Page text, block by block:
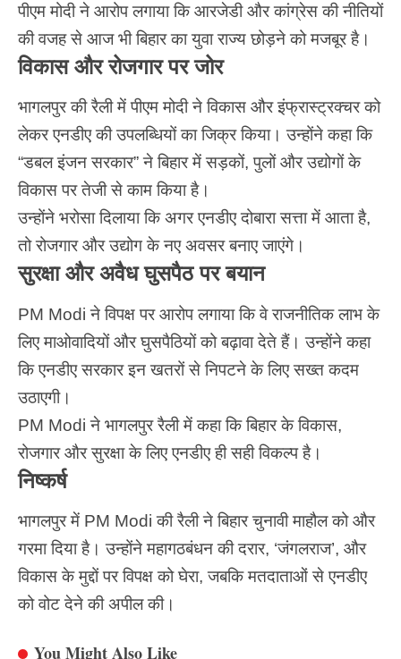
पीएम मोदी ने आरोप लगाया कि आरजेडी और कांग्रेस की नीतियों
की वजह से आज भी बिहार का युवा राज्य छोड़ने को मजबूर है।
विकास और रोजगार पर जोर
भागलपुर की रैली में पीएम मोदी ने विकास और इंफ्रास्ट्रक्चर को
लेकर एनडीए की उपलब्धियों का जिक्र किया। उन्होंने कहा कि
“डबल इंजन सरकार” ने बिहार में सड़कों, पुलों और उद्योगों के
विकास पर तेजी से काम किया है।
उन्होंने भरोसा दिलाया कि अगर एनडीए दोबारा सत्ता में आता है,
तो रोजगार और उद्योग के नए अवसर बनाए जाएंगे।
सुरक्षा और अवैध घुसपैठ पर बयान
PM Modi ने विपक्ष पर आरोप लगाया कि वे राजनीतिक लाभ के
लिए माओवादियों और घुसपैठियों को बढ़ावा देते हैं। उन्होंने कहा
कि एनडीए सरकार इन खतरों से निपटने के लिए सख्त कदम
उठाएगी।
PM Modi ने भागलपुर रैली में कहा कि बिहार के विकास,
रोजगार और सुरक्षा के लिए एनडीए ही सही विकल्प है।
निष्कर्ष
भागलपुर में PM Modi की रैली ने बिहार चुनावी माहौल को और
गरमा दिया है। उन्होंने महागठबंधन की दरार, ‘जंगलराज’, और
विकास के मुद्दों पर विपक्ष को घेरा, जबकि मतदाताओं से एनडीए
को वोट देने की अपील की।
You Might Also Like